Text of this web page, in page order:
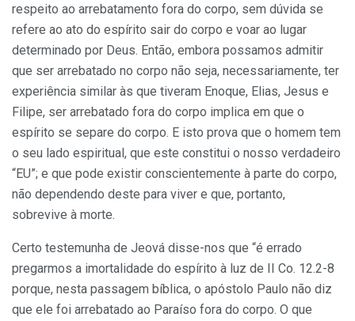
respeito ao arrebatamento fora do corpo, sem dúvida se
refere ao ato do espírito sair do corpo e voar ao lugar
determinado por Deus. Então, embora possamos admitir
que ser arrebatado no corpo não seja, necessariamente, ter
experiência similar às que tiveram Enoque, Elias, Jesus e
Filipe, ser arrebatado fora do corpo implica em que o
espírito se separe do corpo. E isto prova que o homem tem
o seu lado espiritual, que este constitui o nosso verdadeiro
“EU”; e que pode existir conscientemente à parte do corpo,
não dependendo deste para viver e que, portanto,
sobrevive à morte.
Certo testemunha de Jeová disse-nos que “é errado
pregarmos a imortalidade do espírito à luz de II Co. 12.2-8
porque, nesta passagem bíblica, o apóstolo Paulo não diz
que ele foi arrebatado ao Paraíso fora do corpo. O que